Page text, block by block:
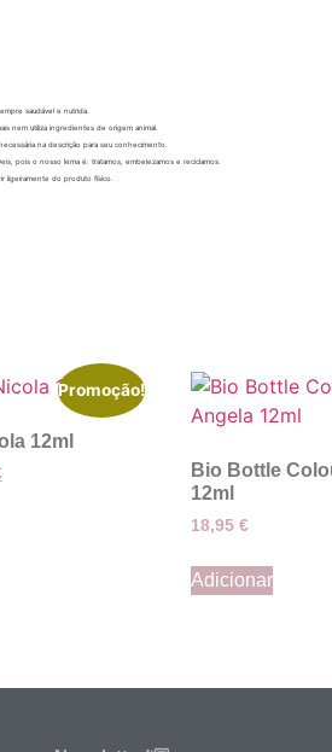
saudável e nutrida.
nem utiliza ingredientes de origem animal.
na descrição para seu conhecimento.
pois o nosso lema é: tratamos, embelezamos e reciclamos.
ligeiramente do produto físico.
Promoção!
12ml
Bio Bottle
12ml
18,95 €
Adicionar